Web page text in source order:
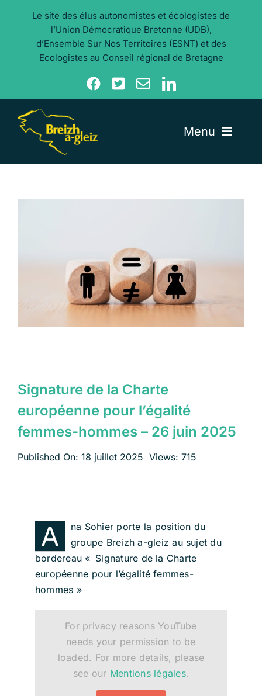
Le site des élus autonomistes et écologistes de
l’Union Démocratique Bretonne (UDB),
d’Ensemble Sur Nos Territoires (ESNT) et des
Ecologistes au Conseil régional de Bretagne
Menu
Nos élu·e·s
Nos actualités
Échangeons
Signature de la Charte
européenne pour l’égalité
femmes-hommes – 26 juin 2025
Published On: 18 juillet 2025 Views: 715
A
na Sohier porte la position du
groupe Breizh a-gleiz au sujet du
bordereau « Signature de la Charte
européenne pour l’égalité femmes-
hommes »
For privacy reasons YouTube
needs your permission to be
loaded. For more details, please
see our Mentions légales.